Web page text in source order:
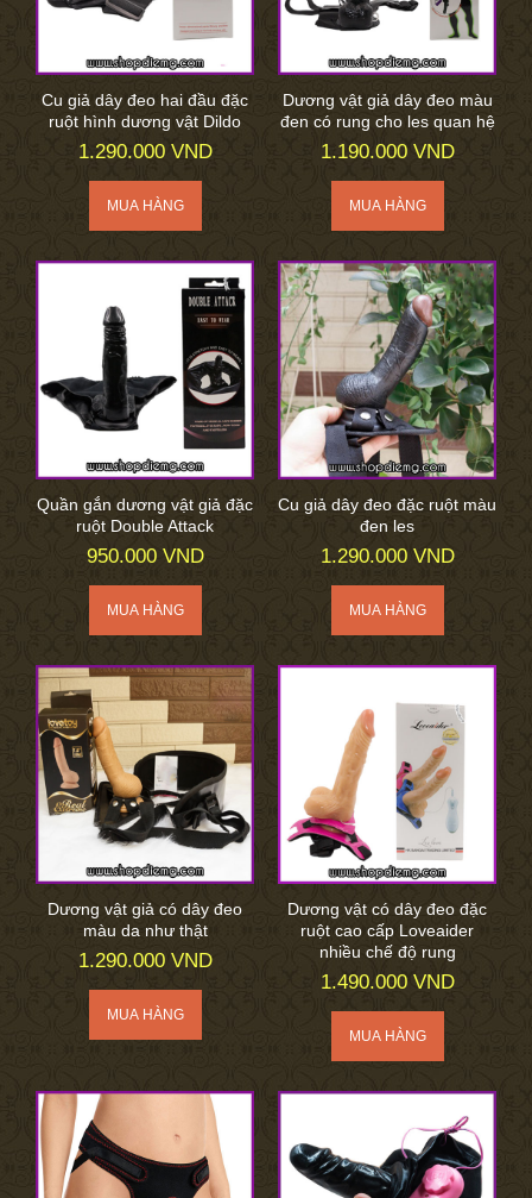
Cu giả dây đeo hai đầu đặc
ruột hình dương vật Dildo
1.290.000 VND
Dương vật giả dây đeo màu
đen có rung cho les quan hệ
1.190.000 VND
Quần gắn dương vật giả đặc
ruột Double Attack
950.000 VND
Cu giả dây đeo đặc ruột màu
đen les
1.290.000 VND
Dương vật giả có dây đeo
màu da như thật
1.290.000 VND
Dương vật có dây đeo đặc
ruột cao cấp Loveaider
nhiều chế độ rung
1.490.000 VND